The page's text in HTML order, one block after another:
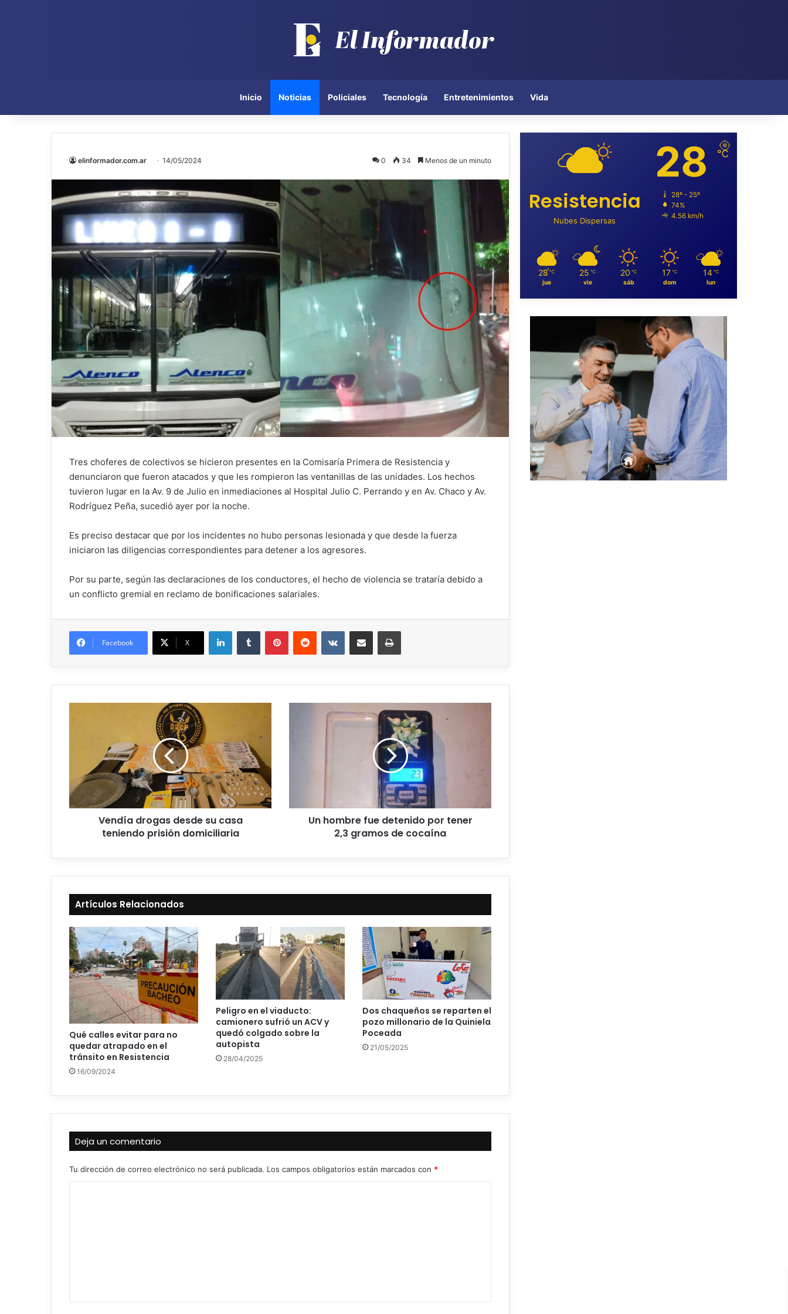
Inicio Noticias Policiales Tecnología Entretenimientos Vida
elinformador.com.ar 14/05/2024 0 34 Menos de un minuto
Tres choferes de colectivos se hicieron presentes en la Comisaría Primera de Resistencia y
denunciaron que fueron atacados y que les rompieron las ventanillas de las unidades. Los hechos
tuvieron lugar en la Av. 9 de Julio en inmediaciones al Hospital Julio C. Perrando y en Av. Chaco y Av.
Rodríguez Peña, sucedió ayer por la noche.
Es preciso destacar que por los incidentes no hubo personas lesionada y que desde la fuerza
iniciaron las diligencias correspondientes para detener a los agresores.
Por su parte, según las declaraciones de los conductores, el hecho de violencia se trataría debido a
un conflicto gremial en reclamo de bonificaciones salariales.
Facebook X
Vendía drogas desde su casa
teniendo prisión domiciliaria
Un hombre fue detenido por tener
2,3 gramos de cocaína
Artículos Relacionados
Qué calles evitar para no
quedar atrapado en el
tránsito en Resistencia
16/09/2024
Peligro en el viaducto:
camionero sufrió un ACV y
quedó colgado sobre la
autopista
28/04/2025
Dos chaqueños se reparten el
pozo millonario de la Quiniela
Poceada
21/05/2025
Deja un comentario
Tu dirección de correo electrónico no será publicada. Los campos obligatorios están marcados con *
Resistencia
Nubes Dispersas
28 ℃
28º - 25º
74%
4.56 km/h
28 ℃
jue
25 ℃
vie
20 ℃
sáb
17 ℃
dom
14 ℃
lun